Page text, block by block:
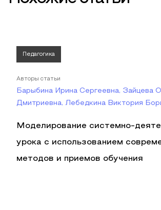
Педагогика
Авторы статьи
Барыбина Ирина Сергеевна, Зайцева
Дмитриевна, Лебедкина Виктория
Моделирование системно-
урока с использованием
методов и приемов обучения